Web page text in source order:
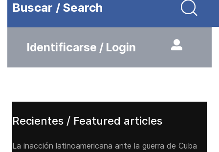
Buscar / Search
Identificarse / Login
Recientes / Featured articles
La inacción latinoamericana ante la guerra de Cuba